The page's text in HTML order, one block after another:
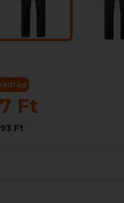
Ft
Ft